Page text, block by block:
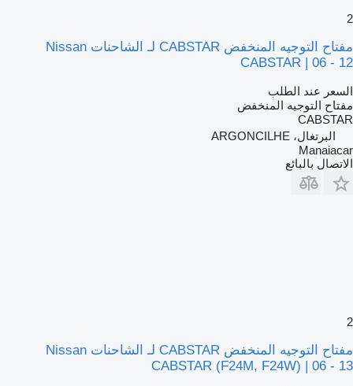
2
مفتاح التوجيه المنخفض CABSTAR لـ الشاحنات Nissan
CABSTAR | 06 - 12
السعر عند الطلب
مفتاح التوجيه المنخفض
CABSTAR
البرتغال، ARGONCILHE
Manaiacar
الاتصال بالبائع
2
مفتاح التوجيه المنخفض CABSTAR لـ الشاحنات Nissan
CABSTAR (F24M, F24W) | 06 - 13